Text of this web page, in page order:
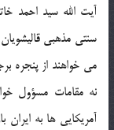
آیت الله سید احمد
سنتی مذهبی
می خواهند از پنجره
نه مقامات مسؤول
آمریکایی ها به ایران